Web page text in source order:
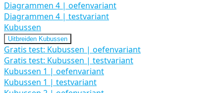
Diagrammen 4 | oefenvariant
Diagrammen 4 | testvariant
Kubussen
Uitbreiden Kubussen
Gratis test: Kubussen | oefenvariant
Gratis test: Kubussen | testvariant
Kubussen 1 | oefenvariant
Kubussen 1 | testvariant